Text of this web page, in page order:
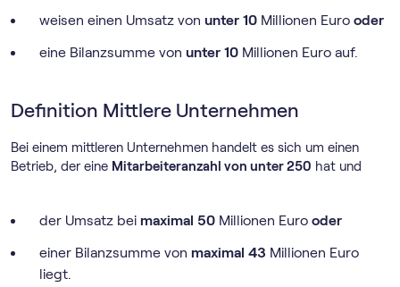
weisen einen Umsatz von unter 10 Millionen Euro oder
eine Bilanzsumme von unter 10 Millionen Euro auf.
Definition Mittlere Unternehmen
Bei einem mittleren Unternehmen handelt es sich um einen
Betrieb, der eine Mitarbeiteranzahl von unter 250 hat und
der Umsatz bei maximal 50 Millionen Euro oder
einer Bilanzsumme von maximal 43 Millionen Euro
liegt.